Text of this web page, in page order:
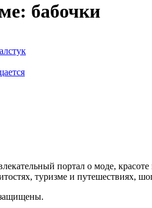
бабочки
портал о моде,
туризме и путешествиях,